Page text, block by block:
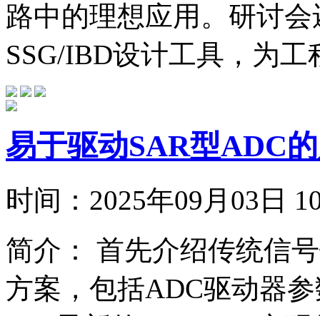
路中的理想应用。研讨
SSG/IBD设计工具，为
易于驱动SAR型ADC
时间： 2025年09月03
简介：
首先介绍传统信
方案，包括ADC驱动器